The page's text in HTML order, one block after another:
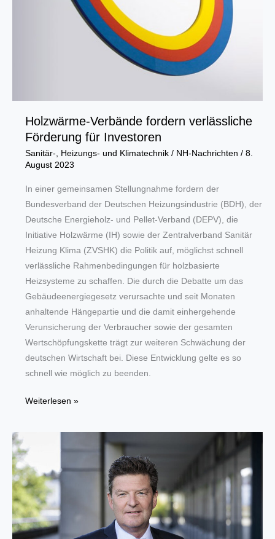
Holzwärme-Verbände fordern verlässliche
Förderung für Investoren
Sanitär-, Heizungs- und Klimatechnik/ NH-Nachrichten / 8.
August 2023
In einer gemeinsamen Stellungnahme fordern der
Bundesverband der Deutschen Heizungsindustrie (BDH), der
Deutsche Energieholz- und Pellet-Verband (DEPV), die
Initiative Holzwärme (IH) sowie der Zentralverband Sanitär
Heizung Klima (ZVSHK) die Politik auf, möglichst schnell
verlässliche Rahmenbedingungen für holzbasierte
Heizsysteme zu schaffen. Die durch die Debatte um das
Gebäudeenergiegesetz verursachte und seit Monaten
anhaltende Hängepartie und die damit einhergehende
Verunsicherung der Verbraucher sowie der gesamten
Wertschöpfungskette trägt zur weiteren Schwächung der
deutschen Wirtschaft bei. Diese Entwicklung gelte es so
schnell wie möglich zu beenden.
Holzwärme-
verlässliche
für
Investoren
Weiterlesen »